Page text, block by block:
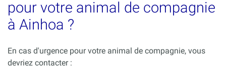
pour votre animal de compagnie
à Ainhoa ?
En cas d'urgence pour votre animal de compagnie, vous
devriez contacter :